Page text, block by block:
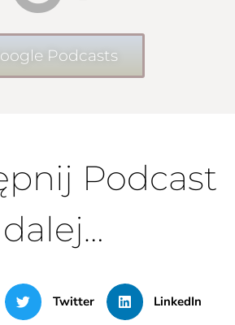
Podcasts
Podcast
dalej…
Twitter LinkedIn